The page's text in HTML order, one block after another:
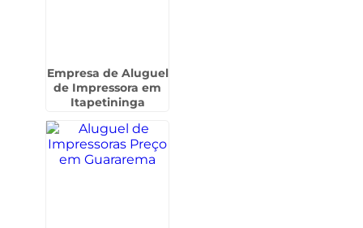
Empresa de Aluguel
de Impressora em
Itapetininga